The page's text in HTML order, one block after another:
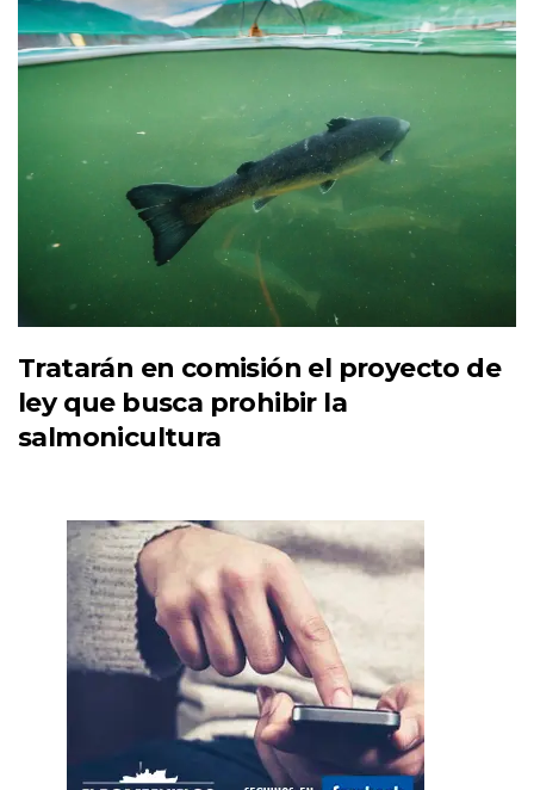
Tratarán en comisión el proyecto de
ley que busca prohibir la
salmonicultura